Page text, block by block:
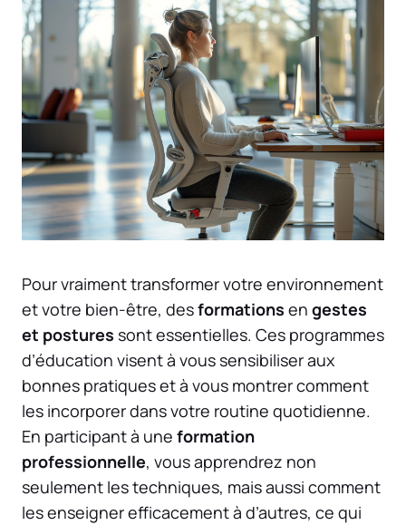
Pour vraiment transformer votre environnement
et votre bien-être, desformations en gestes
et postures sont essentielles. Ces programmes
d’éducation visent à vous sensibiliser aux
bonnes pratiques et à vous montrer comment
les incorporer dans votre routine quotidienne.
En participant à une formation
professionnelle, vous apprendrez non
seulement les techniques, mais aussi comment
les enseigner efficacement à d’autres, ce qui